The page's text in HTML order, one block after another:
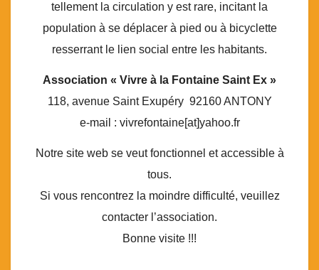
tellement la circulation y est rare, incitant la
population à se déplacer à pied ou à bicyclette
resserrant le lien social entre les habitants.
Association « Vivre à la Fontaine Saint Ex »
118, avenue Saint Exupéry 92160 ANTONY
e-mail : vivrefontaine[at]yahoo.fr
Notre site web se veut fonctionnel et accessible à
tous.
Si vous rencontrez la moindre difficulté, veuillez
contacter l’association.
Bonne visite !!!